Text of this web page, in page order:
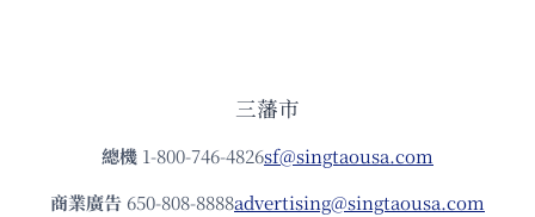
三藩市
總機 1-800-746-4826sf@singtaousa.com
商業廣告 650-808-8888advertising@singtaousa.com